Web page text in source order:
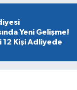
Yeni Gelişme!
12 Kişi Adliyede